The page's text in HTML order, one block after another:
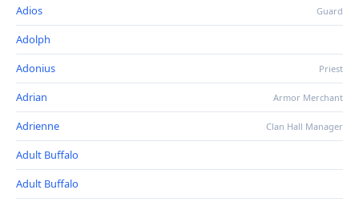
Adios
Guard
Adolph
Adonius
Priest
Adrian Armor Merchant
Adrienne Clan Hall Manager
Adult Buffalo
Adult Buffalo